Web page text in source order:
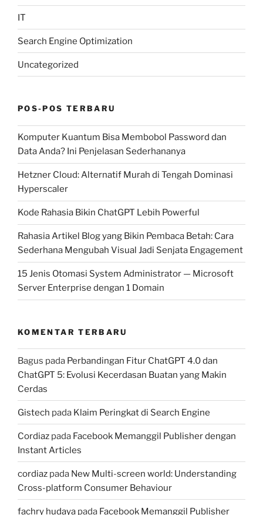
IT
Search Engine Optimization
Uncategorized
POS-POS TERBARU
Komputer Kuantum Bisa Membobol Password dan
Data Anda? Ini Penjelasan Sederhananya
Hetzner Cloud: Alternatif Murah di Tengah Dominasi
Hyperscaler
Kode Rahasia Bikin ChatGPT Lebih Powerful
Rahasia Artikel Blog yang Bikin Pembaca Betah: Cara
Sederhana Mengubah Visual Jadi Senjata Engagement
15 Jenis Otomasi System Administrator — Microsoft
Server Enterprise dengan 1 Domain
KOMENTAR TERBARU
Bagus pada Perbandingan Fitur ChatGPT 4.0 dan
ChatGPT 5: Evolusi Kecerdasan Buatan yang Makin
Cerdas
Gistech pada Klaim Peringkat di Search Engine
Cordiaz pada Facebook Memanggil Publisher dengan
Instant Articles
cordiaz pada New Multi-screen world: Understanding
Cross-platform Consumer Behaviour
fachry hudaya pada Facebook Memanggil Publisher